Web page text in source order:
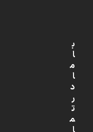
ب
ا
م
ا
د
ر
ت
م